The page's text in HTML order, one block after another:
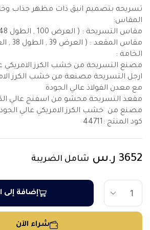
تسريحه بتصميم انيق ذات مظهر جذاب
المقاس:
مقاس التسريحة : ( العرض 100 , الطول 148 , العمق 45 )
مقاس المقعد : ( العرض 39 , الطول 38 , العمق 30 )
الخامة :
مصنع التسريحة من خشب الكرز الامريكي
ارجل التسريحة مصنعة من خشب الكرز
مع معدن الفولاذ عالي الجودة
مقعد التسريحة محشو من اسفنج عالي
مصنع من خشب الكرز الامريكي عالي
كود المنتج : 44711
3652 ر.س شامل الضريبة
إضافة إلى
شراء الآن